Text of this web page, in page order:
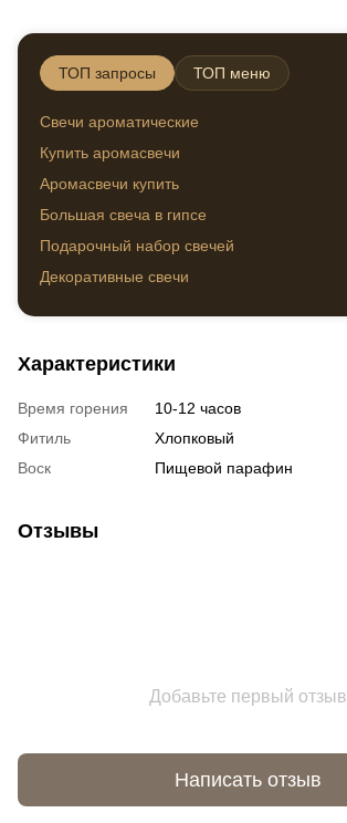
ТОП запросы ТОП меню
Свечи ароматические
Купить аромасвечи
Аромасвечи купить
Большая свеча в гипсе
Подарочный набор свечей
Декоративные свечи
Набор свечей 4 сезона 16шт
Характеристики
Время горения
10-12 часов
Фитиль
Хлопковый
Воск
Пищевой парафин
Отзывы
Добавьте первый отзыв
Написать отзыв